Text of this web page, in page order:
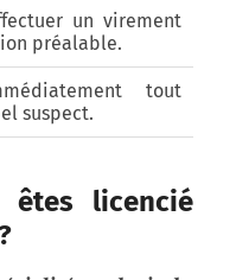
un virement
préalable.
tout
suspect.
licencié